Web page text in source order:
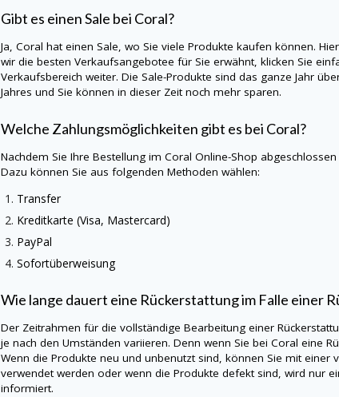
Gibt es einen Sale bei Coral?
Ja, Coral hat einen Sale, wo Sie viele Produkte kaufen können.
wir die besten Verkaufsangebotee für Sie erwähnt, klicken Sie
Verkaufsbereich weiter. Die Sale-Produkte sind das ganze Jahr
Jahres und Sie können in dieser Zeit noch mehr sparen.
Welche Zahlungsmöglichkeiten gibt es bei Coral?
Nachdem Sie Ihre Bestellung im Coral Online-Shop
Dazu können Sie aus folgenden Methoden wählen:
Transfer
Kreditkarte (Visa, Mastercard)
PayPal
Sofortüberweisung
Wie lange dauert eine Rückerstattung im Falle einer
Der Zeitrahmen für die vollständige Bearbeitung einer
je nach den Umständen variieren. Denn wenn Sie bei Coral eine
Wenn die Produkte neu und unbenutzt sind, können Sie mit einer
verwendet werden oder wenn die Produkte defekt sind, wird nur
informiert.